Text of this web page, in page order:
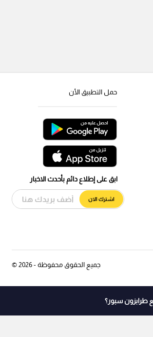
طرابزون سبور؟
حمل التطبيق الأن
ابق على إطلاع دائم بأحدث الاخبار
اشترك الان
جميع الحقوق محفوظة - 2026 ©